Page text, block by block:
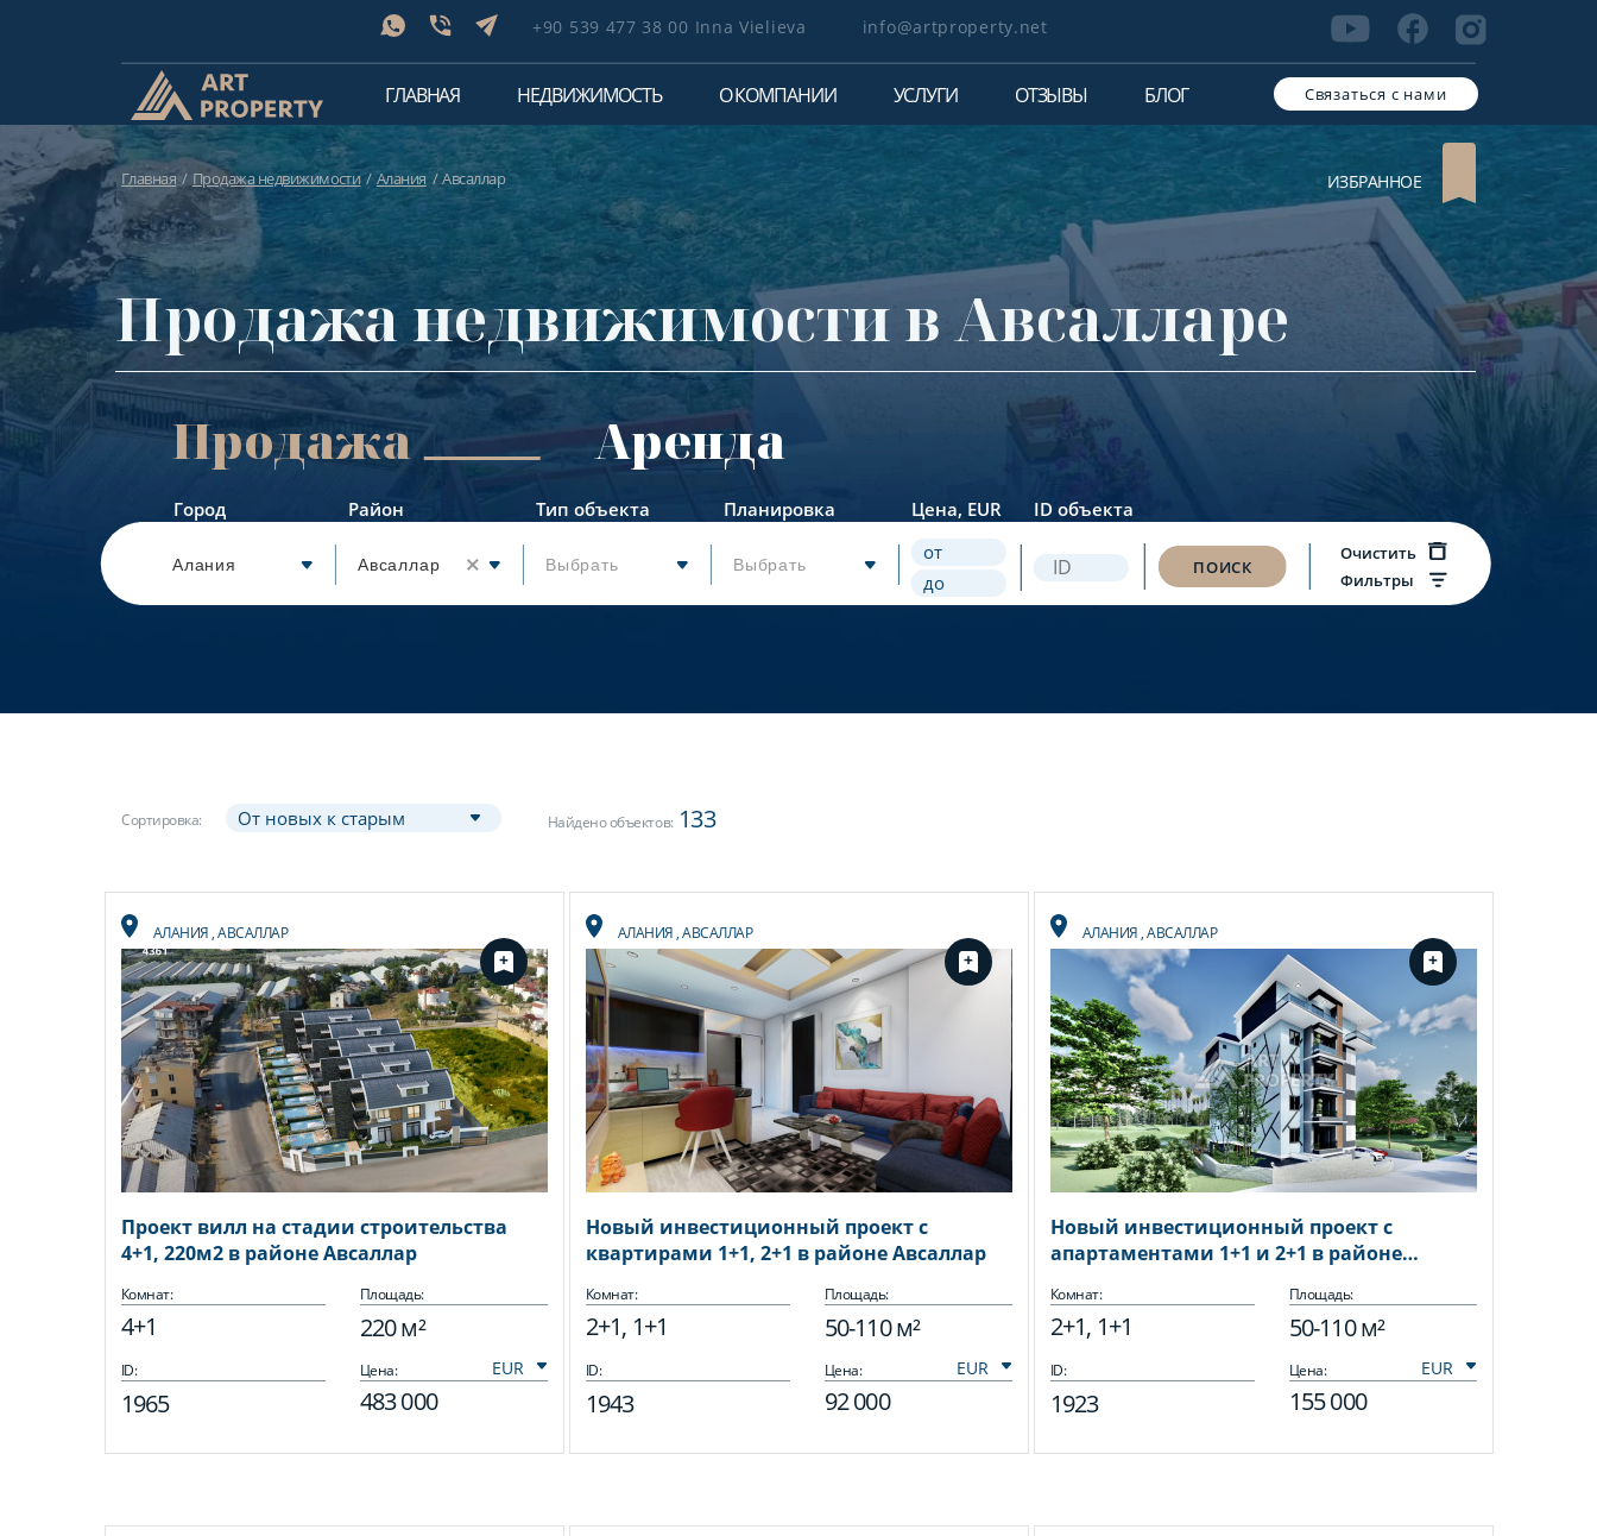
+90 539 477 38 00 Inna Vielieva info@artproperty.net
ГЛАВНАЯ НЕДВИЖИМОСТЬ О КОМПАНИИ УСЛУГИ ОТЗЫВЫ БЛОГ Связаться с нами
Главная Продажа недвижимости Алания Авсаллар ИЗБРАННОЕ
Продажа недвижимости в Авсалларе
Продажа Аренда
Город
Алания
Район
Авсаллар
Тип объекта
Выбрать
Планировка
Выбрать
Цена, EUR ID объекта
ПОИСК
Очистить
Фильтры
Сортировка: Найдено объектов: 133
АЛАНИЯ,АВСАЛЛАР
Проект вилл на стадии строительства
4+1, 220м2 в районе Авсаллар
Комнат:
4+1
Площадь:
220 м²
ID:
1965
Цена:
483 000
АЛАНИЯ,АВСАЛЛАР
Новый инвестиционный проект c
квартирами 1+1, 2+1 в районе Авсаллар
Комнат:
2+1, 1+1
Площадь:
50-110 м²
ID:
1943
Цена:
92 000
АЛАНИЯ,АВСАЛЛАР
Новый инвестиционный проект с
апартаментами 1+1 и 2+1 в районе
Комнат:
2+1, 1+1
Площадь:
50-110 м²
ID:
1923
Цена:
155 000